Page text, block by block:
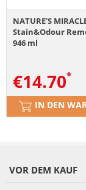
NATURE'S
Stain&Odour
946 ml
€14.70
IN DEN
VOR DEM KAUF